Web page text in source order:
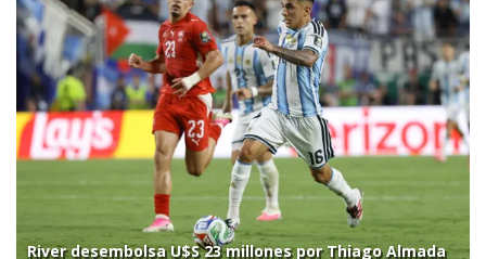
River desembolsa U$S 23 millones por Thiago Almada